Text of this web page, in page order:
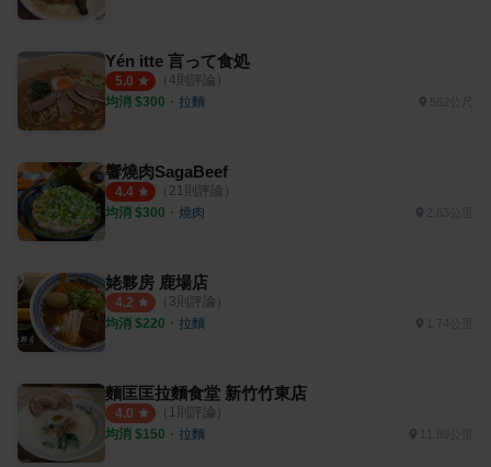
Yén itte 言って食処
5.0 （ 4則評論）
均消 $300 ・ 拉麵 562公尺
響燒肉SagaBeef
4.4 （ 21則評論）
均消 $300 ・ 燒肉 2.63公里
姥夥房 鹿場店
4.2 （ 3則評論）
均消 $220 ・ 拉麵 1.74公里
麵匡匡拉麵食堂 新竹竹東店
4.0 （ 1則評論）
均消 $150 ・ 拉麵 11.89公里